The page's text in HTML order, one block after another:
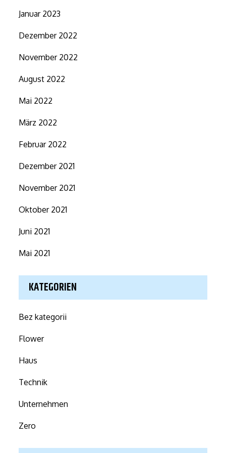
Januar 2023
Dezember 2022
November 2022
August 2022
Mai 2022
März 2022
Februar 2022
Dezember 2021
November 2021
Oktober 2021
Juni 2021
Mai 2021
KATEGORIEN
Bez kategorii
Flower
Haus
Technik
Unternehmen
Zero